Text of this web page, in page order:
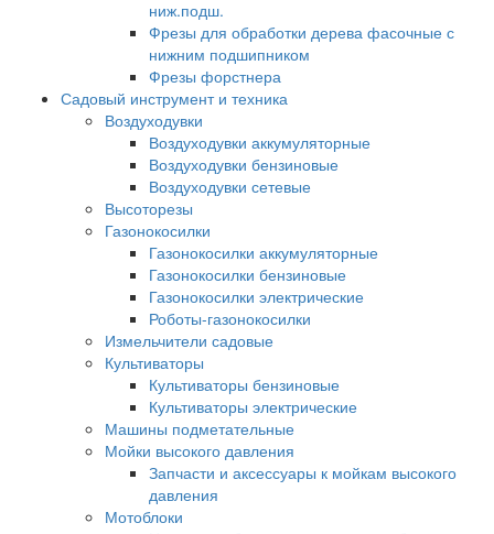
ниж.подш.
Фрезы для обработки дерева фасочные с
нижним подшипником
Фрезы форстнера
Садовый инструмент и техника
Воздуходувки
Воздуходувки аккумуляторные
Воздуходувки бензиновые
Воздуходувки сетевые
Высоторезы
Газонокосилки
Газонокосилки аккумуляторные
Газонокосилки бензиновые
Газонокосилки электрические
Роботы-газонокосилки
Измельчители садовые
Культиваторы
Культиваторы бензиновые
Культиваторы электрические
Машины подметательные
Мойки высокого давления
Запчасти и аксессуары к мойкам высокого
давления
Мотоблоки